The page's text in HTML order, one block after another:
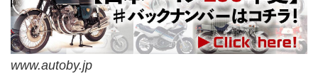
www.autoby.jp